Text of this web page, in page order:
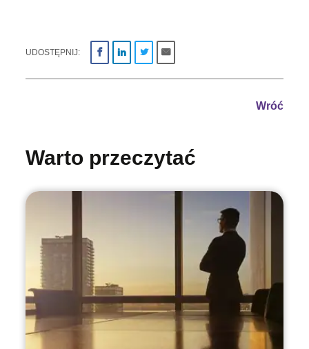
UDOSTĘPNIJ:
Wróć
Warto przeczytać